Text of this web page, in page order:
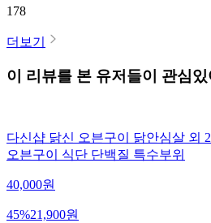
178
더보기
이 리뷰를 본 유저들이 관심
다신샵 닭신 오븐구이 닭안심살 외
오븐구이 식단 단백질 특수부위
40,000원
45%21,900원